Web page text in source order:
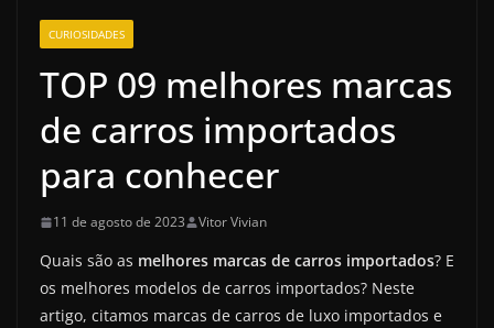
CURIOSIDADES
TOP 09 melhores marcas
de carros importados
para conhecer
11 de agosto de 2023 Vitor Vivian
Quais são as melhores marcas de carros importados? E
os melhores modelos de carros importados? Neste
artigo, citamos marcas de carros de luxo importados e